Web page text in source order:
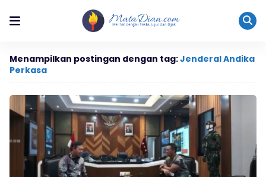
Menampilkan postingan dengan tag:Jenderal Andika
Perkasa